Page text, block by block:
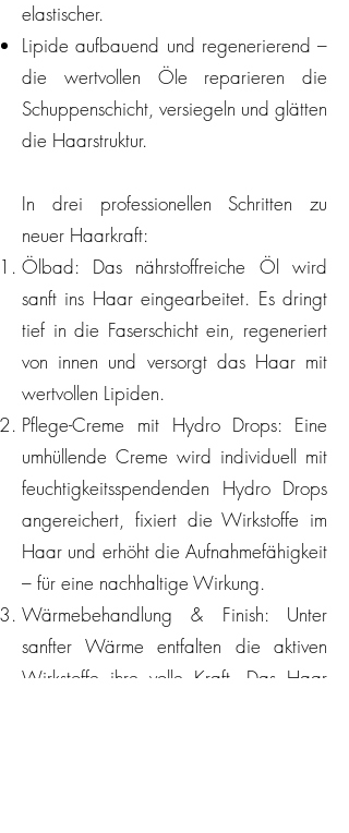
elastischer.
Lipide aufbauend und regenerierend –
die wertvollen Öle reparieren die
Schuppenschicht, versiegeln und glätten
die Haarstruktur.
In drei professionellen Schritten zu
neuer Haarkraft:
Ölbad: Das nährstoffreiche Öl wird
sanft ins Haar eingearbeitet. Es dringt
tief in die Faserschicht ein, regeneriert
von innen und versorgt das Haar mit
wertvollen Lipiden.
Pflege-Creme mit Hydro Drops: Eine
umhüllende Creme wird individuell mit
feuchtigkeitsspendenden Hydro Drops
angereichert, fixiert die Wirkstoffe im
Haar und erhöht die Aufnahmefähigkeit
– für eine nachhaltige Wirkung.
Wärmebehandlung & Finish: Unter
sanfter Wärme entfalten die aktiven
Wirkstoffe ihre volle Kraft. Das Haar